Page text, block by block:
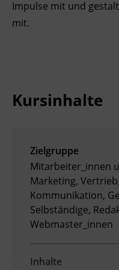
Ingenieurzertifizierung
BFI Reutte
Impulse mit und
mit.
Kursinhalte
Zielgruppe
Mitarbeiter_innen
Marketing,
Kommunikation,
Selbständige,
Webmaster_innen
Inhalte